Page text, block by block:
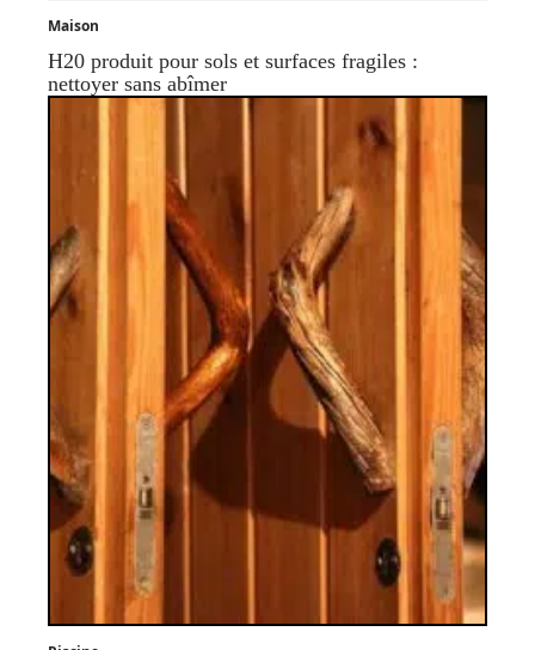
Maison
H20 produit pour sols et surfaces fragiles :
nettoyer sans abîmer